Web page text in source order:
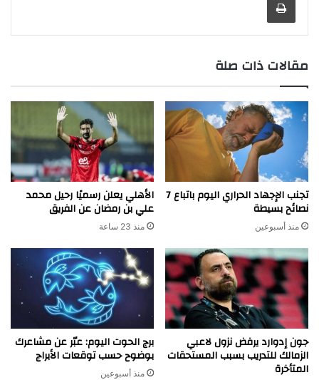
مقالات ذات صلة
تجنب الإجهاد الحراري اليوم باتباع 7
نصائح بسيطة
منذ أسبوعين
الأهلي يعلن رسميًا رحيل محمد
علي بن رمضان عن الفريق
منذ 23 ساعة
جون إدوارد يرفض نزول لاعبي
الزمالك للتدريب بسبب المستحقات
المتأخرة
برج الحوت اليوم: عبّر عن مشاعرك
بوضوح حسب توقعات الأبراج
منذ أسبوعين